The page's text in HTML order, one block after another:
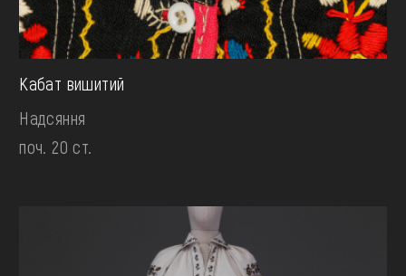
Кабат вишитий
Надсяння
поч. 20 ст.